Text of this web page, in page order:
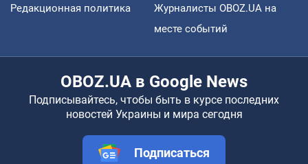
Редакционная политика
Журналисты OBOZ.UA на
месте событий
OBOZ.UA в Google News
Подписывайтесь, чтобы быть в курсе последних
новостей Украины и мира сегодня
Подписаться